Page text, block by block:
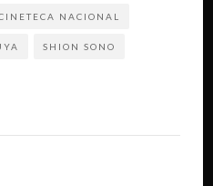
NACIONAL
SHION SONO